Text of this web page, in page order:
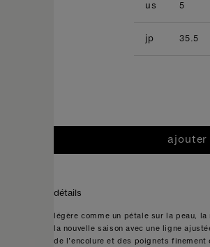
us 5
jp 35.5
ajouter
détails
légère comme un pétale sur la peau,
la nouvelle saison avec une ligne
de l’encolure et des poignets finement